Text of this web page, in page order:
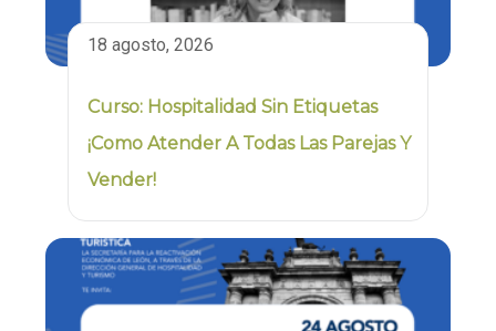
18 agosto, 2026
Curso: Hospitalidad Sin Etiquetas
¡Como Atender A Todas Las Parejas Y
Vender!